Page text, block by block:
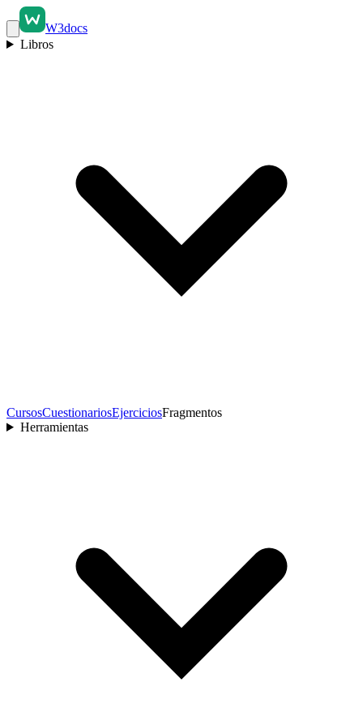
W3docs
Libros
CursosCuestionariosEjerciciosFragmentos
Herramientas